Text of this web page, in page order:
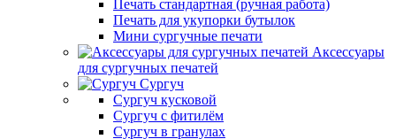
Печать стандартная (ручная работа)
Печать для укупорки бутылок
Мини сургучные печати
Аксессуары
для сургучных печатей
Сургуч
Сургуч кусковой
Сургуч с фитилём
Сургуч в гранулах